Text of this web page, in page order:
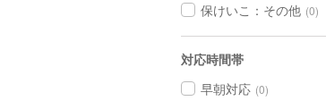
保けいこ：その他 (0)
対応時間帯
早朝対応 (0)